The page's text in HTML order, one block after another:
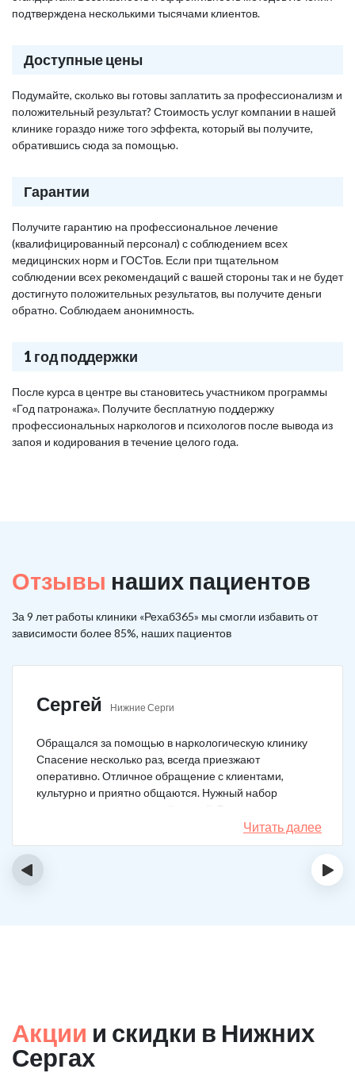
подтверждена несколькими тысячами клиентов.
Доступные цены
Подумайте, сколько вы готовы заплатить за профессионализм и
положительный результат? Стоимость услуг компании в нашей
клинике гораздо ниже того эффекта, который вы получите,
обратившись сюда за помощью.
Гарантии
Получите гарантию на профессиональное лечение
(квалифицированный персонал) с соблюдением всех
медицинских норм и ГОСТов. Если при тщательном
соблюдении всех рекомендаций с вашей стороны так и не будет
достигнуто положительных результатов, вы получите деньги
обратно. Соблюдаем анонимность.
1 год поддержки
После курса в центре вы становитесь участником программы
«Год патронажа». Получите бесплатную поддержку
профессиональных наркологов и психологов после вывода из
запоя и кодирования в течение целого года.
Отзывы наших пациентов
За 9 лет работы клиники «Рехаб365» мы смогли избавить от
зависимости более 85%, наших пациентов
Сергей Нижние Серги
Обращался за помощью в наркологическую клинику
Спасение несколько раз, всегда приезжают
оперативно. Отличное обращение с клиентами,
культурно и приятно общаются. Нужный набор
медикаментов под каждый случай. Разное состояние,
Читать далее
‹ ›
Акции и скидки в Нижних
Сергах